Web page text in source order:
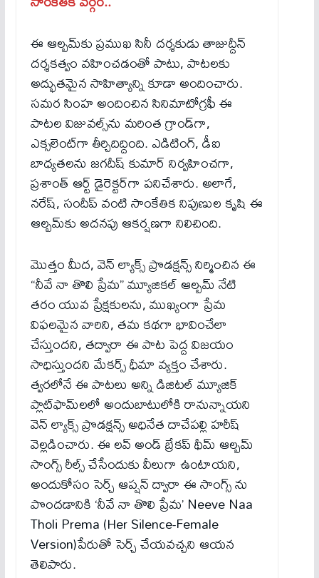
ఈ ఆల్బమ్‌కు ప్రముఖ సినీ దర్శకుడు తాజుద్దీన్
దర్శకత్వం వహించడంతో పాటు, పాటలకు
అద్భుతమైన సాహిత్యాన్ని కూడా అందించారు.
సమర సింహ అందించిన సినిమాటోగ్రఫీ ఈ
పాటల విజువల్స్‌ను మరింత గ్రాండ్‌గా,
ఎక్సలెంట్‌గా తీర్చిదిద్దింది. ఎడిటింగ్, డీఐ
బాధ్యతలను జగదీష్ కుమార్ నిర్వహించగా,
ప్రశాంత్ ఆర్ట్ డైరెక్టర్‌గా పనిచేశారు. అలాగే,
నరేష్, సందీప్ వంటి సాంకేతిక నిపుణుల కృషి ఈ
ఆల్బమ్‌కు అదనపు ఆకర్షణగా నిలిచింది.
మొత్తం మీద, వెన్ ల్యాక్స్ ప్రొడక్షన్స్ నిర్మించిన ఈ
“నీవే నా తొలి ప్రేమ” మ్యూజికల్ ఆల్బమ్ నేటి
తరం యువ ప్రేక్షకులను, ముఖ్యంగా ప్రేమ
విఫలమైన వారిని, తమ కథగా భావించేలా
చేస్తుందని, తద్వారా ఈ పాట పెద్ద విజయం
సాధిస్తుందని మేకర్స్ ధీమా వ్యక్తం చేశారు.
త్వరలోనే ఈ పాటలు అన్ని డిజిటల్ మ్యూజిక్
ప్లాట్‌ఫామ్‌లలో అందుబాటులోకి రానున్నాయని
వెన్ ల్యాక్స్ ప్రొడక్షన్స్ అధినేత దాచేపల్లి హరీష్
వెల్లడించారు. ఈ లవ్ అండ్ బ్రేకప్ థీమ్ ఆల్బమ్
సాంగ్స్ రీల్స్ చేసేందుకు వీలుగా ఉంటాయని,
అందుకోసం సెర్చ్ ఆప్షన్ ద్వారా ఈ సాంగ్స్ ను
పొందడానికి ‘నీవే నా తొలి ప్రేమ’ Neeve Naa
Tholi Prema (Her Silence-Female
Version)పేరుతో సెర్చ్ చేయవచ్చని ఆయన
తెలిపారు.